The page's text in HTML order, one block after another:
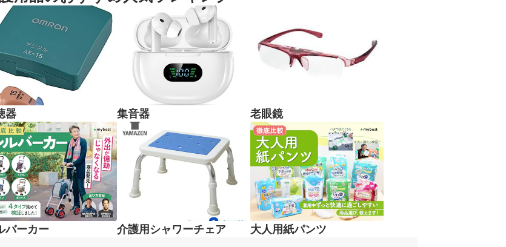
器 集音器 老眼鏡
バーカー 介護用シャワーチェア 大人用紙パンツ